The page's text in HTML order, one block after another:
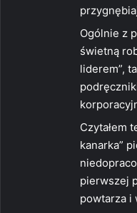
Ogólnie z
świetną
liderem”,
Czytałem
kanarka”
pierwszej
powtarza i